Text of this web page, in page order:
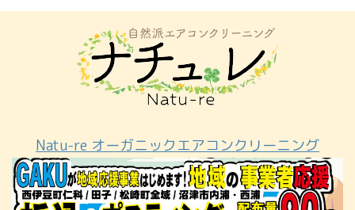
Natu-re オーガニックエアコンクリーニング